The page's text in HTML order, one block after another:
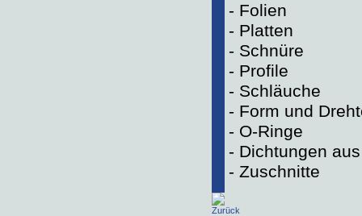
- Folien
- Platten
- Schnüre
- Profile
- Schläuche
- Form und
- O-Ringe
- Dichtungen
- Zuschnitte
Zurück